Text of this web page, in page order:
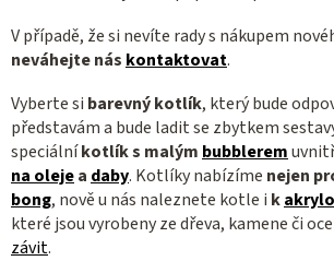
v
ý
i
s
u
V případě, že si nevíte rady s nákupem
neváhejte nás kontaktovat.
Vyberte si barevný kotlík, který bude
představám a bude ladit se zbytkem
speciálníkotlík s malým bubblerem
na olejea daby. Kotlíky nabízíme nejen
bong, nově u nás naleznete kotle i k
které jsou vyrobeny ze dřeva, kamene či
závit.